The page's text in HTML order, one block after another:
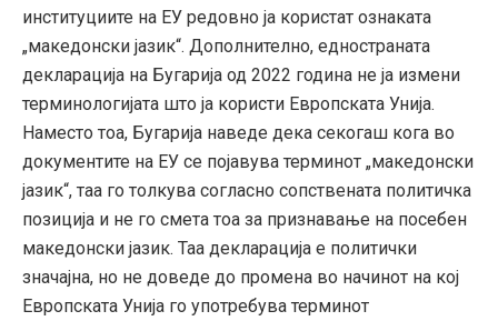
институциите на ЕУ редовно ја користат ознаката
„македонски јазик“. Дополнително, едностраната
декларација на Бугарија од 2022 година не ја измени
терминологијата што ја користи Европската Унија.
Наместо тоа, Бугарија наведе дека секогаш кога во
документите на ЕУ се појавува терминот „македонски
јазик“, таа го толкува согласно сопствената политичка
позиција и не го смета тоа за признавање на посебен
македонски јазик. Таа декларација е политички
значајна, но не доведе до промена во начинот на кој
Европската Унија го употребува терминот